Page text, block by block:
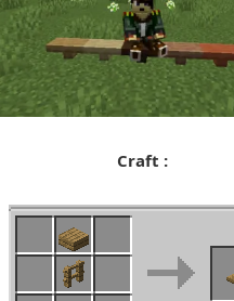
Craft :